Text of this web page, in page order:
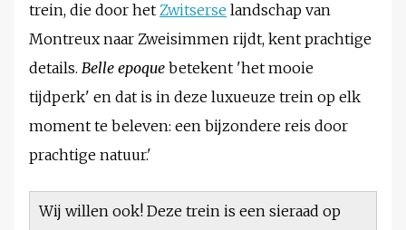
trein, die door het Zwitserse landschap van
Montreux naar Zweisimmen rijdt, kent prachtige
details. Belle epoque betekent 'het mooie
tijdperk' en dat is in deze luxueuze trein op elk
moment te beleven: een bijzondere reis door
prachtige natuur.'
Wij willen ook! Deze trein is een sieraad op